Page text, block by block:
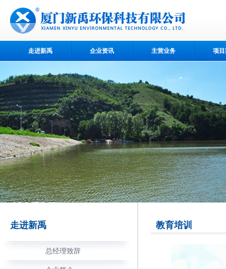
走进新禹 企业资讯 主营业务 项
走进新禹
总经理致辞
教育培训